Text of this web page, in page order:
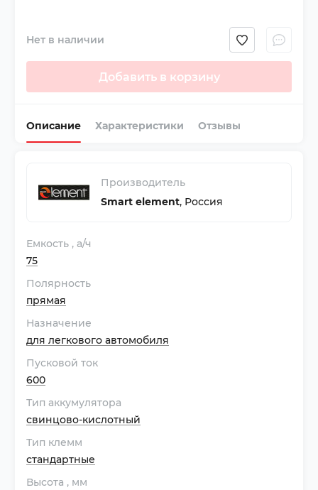
Нет в наличии
Добавить в корзину
Описание Характеристики Отзывы
Производитель
Smart element, Россия
Емкость , а/ч
75
Полярность
прямая
Назначение
для легкового автомобиля
Пусковой ток
600
Тип аккумулятора
свинцово-кислотный
Тип клемм
стандартные
Высота , мм